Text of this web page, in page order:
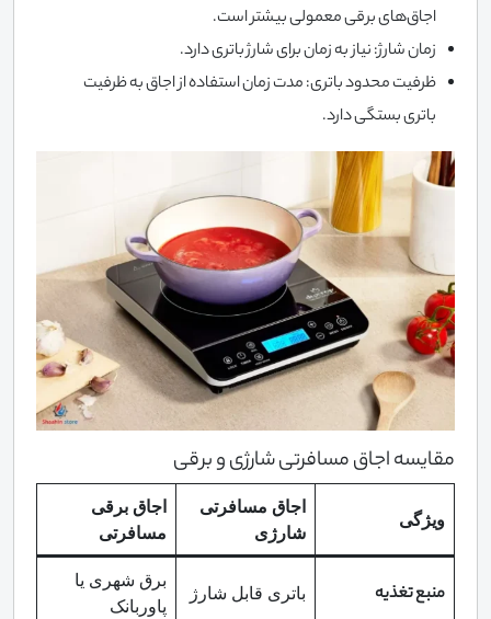
اجاق‌های برقی معمولی بیشتر است.
زمان شارژ: نیاز به زمان برای شارژ باتری دارد.
ظرفیت محدود باتری: مدت زمان استفاده از اجاق به ظرفیت
باتری بستگی دارد.
مقایسه اجاق مسافرتی شارژی و برقی
ویژگی
اجاق مسافرتی
شارژی
اجاق برقی
مسافرتی
منبع تغذیه باتری قابل شارژ
برق شهری یا
پاوربانک